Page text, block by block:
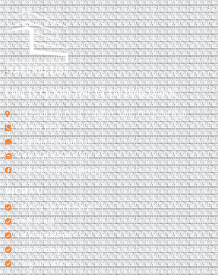
Công Ty Cp Kiến Trúc Và Xây Dựng Lyarch
164 Phạm Văn Đồng, P.Nghĩa Chánh, TP. Quảng Ngãi
098 386 10 24
lygia86arch@gmail.com
www.lyarchdesign.com
facebook.com/lyarchdesign
DỊCH VỤ
Thi công xây nhà trọn gói
Thiết kế nhà
Thi công phần thô
Sửa nhà trọn gói
Công trình đã làm